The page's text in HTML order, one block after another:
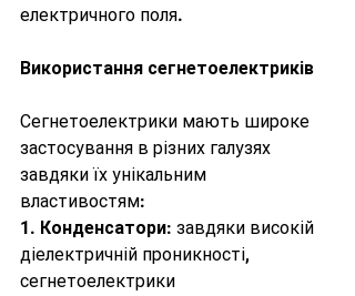
електричного поля.
Використання сегнетоелектриків
Сегнетоелектрики мають широке
застосування в різних галузях
завдяки їх унікальним
властивостям:
1. Конденсатори: завдяки високій
діелектричній проникності,
сегнетоелектрики